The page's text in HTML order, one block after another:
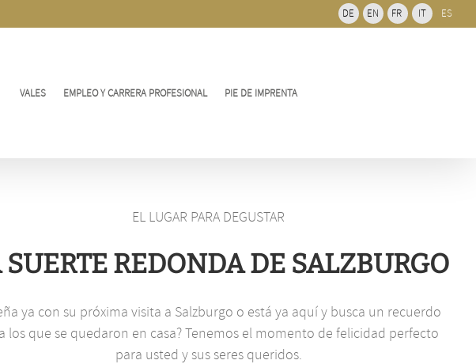
VALES EMPLEO Y CARRERA PROFESIONAL PIE DE IMPRENTA
EL LUGAR PARA DEGUSTAR
SUERTE REDONDA DE SALZBURGO
ya con su próxima visita a Salzburgo o está ya aquí y busca un recuerdo
los que se quedaron en casa? Tenemos el momento de felicidad perfecto
para usted y sus seres queridos.
de
barra
DE EN FR IT ES